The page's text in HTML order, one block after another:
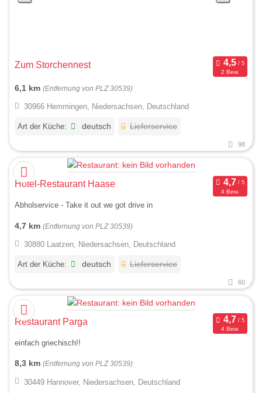
Zum Storchennest
2 Bew.
6,1 km (Entfernung von PLZ 30539)
30966 Hemmingen, Niedersachsen, Deutschland
Art der Küche: deutsch Lieferservice
98
Hotel-Restaurant Haase
4 Bew.
Abholservice - Take it out we got drive in
4,7 km (Entfernung von PLZ 30539)
30880 Laatzen, Niedersachsen, Deutschland
Art der Küche: deutsch Lieferservice
60
Restaurant Parga
4 Bew.
einfach griechisch!!
8,3 km (Entfernung von PLZ 30539)
30449 Hannover, Niedersachsen, Deutschland